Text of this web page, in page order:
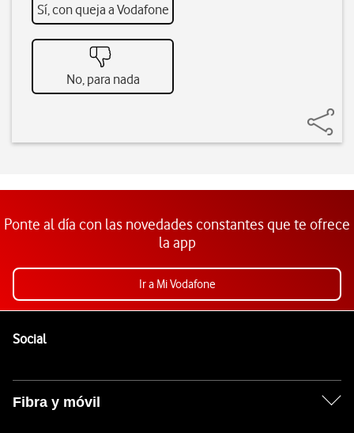
Sí, con queja a Vodafone
No, para nada
Ponte al día con las novedades constantes que te ofrece
la app
Ir a Mi Vodafone
SocialEnlaces a las redes sociales de Vodafone
Fibra y móvil